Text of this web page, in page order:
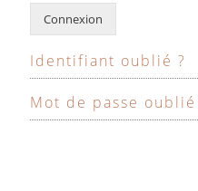
Connexion
Identifiant oublié ?
Mot de passe